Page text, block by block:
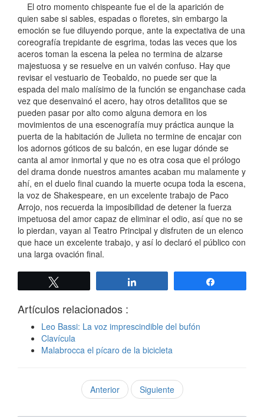
El otro momento chispeante fue el de la aparición de
quien sabe si sables, espadas o floretes, sin embargo la
emoción se fue diluyendo porque, ante la expectativa de una
coreografía trepidante de esgrima, todas las veces que los
aceros toman la escena la pelea no termina de alzarse
majestuosa y se resuelve en un vaivén confuso. Hay que
revisar el vestuario de Teobaldo, no puede ser que la
espada del malo malísimo de la función se enganchase cada
vez que desenvainó el acero, hay otros detallitos que se
pueden pasar por alto como alguna demora en los
movimientos de una escenografía muy práctica aunque la
puerta de la habitación de Julieta no termine de encajar con
los adornos góticos de su balcón, en ese lugar dónde se
canta al amor inmortal y que no es otra cosa que el prólogo
del drama donde nuestros amantes acaban mu malamente y
ahí, en el duelo final cuando la muerte ocupa toda la escena,
la voz de Shakespeare, en un excelente trabajo de Paco
Arrojo, nos recuerda la imposibilidad de detener la fuerza
impetuosa del amor capaz de eliminar el odio, así que no se
lo pierdan, vayan al Teatro Principal y disfruten de un elenco
que hace un excelente trabajo, y así lo declaró el público con
una larga ovación final.
Artículos relacionados :
Leo Bassi: La voz imprescindible del bufón
Clavícula
Malabrocca el pícaro de la bicicleta
Anterior Siguiente